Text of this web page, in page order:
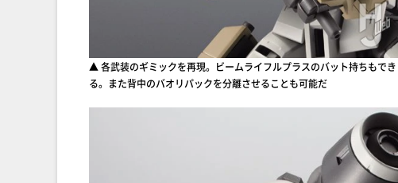
▲ 各武装のギミックを再現。ビームライフルプラスのバット持ちもでき
る。また背中のバオリパックを分離させることも可能だ